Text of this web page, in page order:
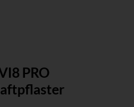
PRO